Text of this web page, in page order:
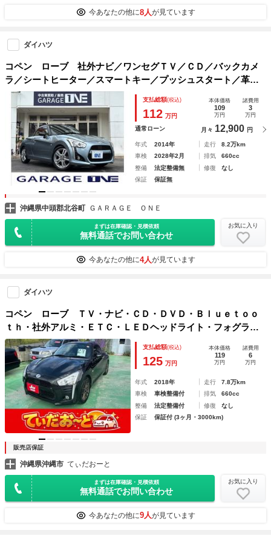
今あなたの他に8人が見ています
ダイハツ
コペン ローブ 社外ナビ／ワンセグＴＶ／ＣＤ／バックカメ
ラ／シートヒーター／スマートキー／プッシュスタート／革調
シートカバー／ステアリングスイッチ／ＬＥＤヘッドライト／
フォグランプ／純正１６インチＡＷ
支払総額(税込)
112 万円
本体価格
109
万円
諸費用
3
万円
通常ローン 月々 12,900 円
年式 2014年 走行
8.2万km
車検
2028年2月 排気
660cc
整備
法定整備無 修復
なし
保証
保証無
沖縄県中頭郡北谷町 ＧＡＲＡＧＥ ＯＮＥ
まずは在庫確認・見積依頼
無料通話でお問い合わせ
お気に入り
今あなたの他に4人が見ています
ダイハツ
コペン ローブ ＴＶ・ナビ・ＣＤ・ＤＶＤ・Ｂｌｕｅｔｏｏ
ｔｈ・社外アルミ・ＥＴＣ・ＬＥＤヘッドライト・フォグラン
プ
支払総額(税込)
125 万円
本体価格
119
万円
諸費用
6
万円
年式 2018年 走行
7.8万km
車検
車検整備付 排気
660cc
整備
法定整備付 修復
なし
保証
保証付 (3ヶ月・3000km)
販売店保証
沖縄県沖縄市 てぃだおーと
まずは在庫確認・見積依頼
無料通話でお問い合わせ
お気に入り
今あなたの他に9人が見ています